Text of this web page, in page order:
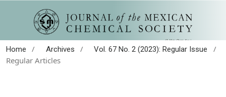
Home / Archives / Vol. 67 No. 2 (2023): Regular Issue
/
Regular Articles